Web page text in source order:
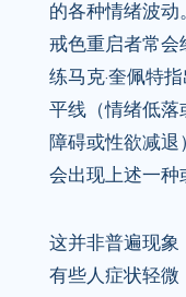
的各种情绪波动
戒色重启者常会
练马克·奎佩特
平线（情绪低落
障碍或性欲减退
会出现上述一种
这并非普遍现象
有些人症状轻微